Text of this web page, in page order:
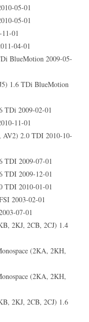
05-01
05-01
01
04-01
BlueMotion 2009-05-
1.6 TDi BlueMotion
TDi 2009-02-01
11-01
2.0 TDI 2010-10-
TDI 2009-07-01
TDI 2009-12-01
TDI 2010-01-01
2003-02-01
07-01
2KJ, 2CB, 2CJ) 1.4
(2KA, 2KH,
(2KA, 2KH,
2KJ, 2CB, 2CJ) 1.6